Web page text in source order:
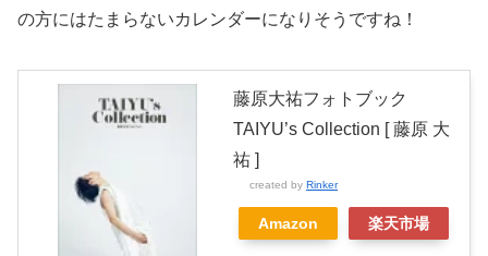
の方にはたまらないカレンダーになりそうですね！
藤原大祐フォトブック
TAIYU’s Collection [ 藤原 大
祐 ]
created by Rinker
Amazon 楽天市場